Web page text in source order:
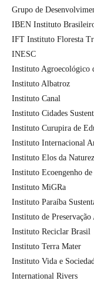
Grupo de
IBEN Instituto
IFT Instituto Floresta
INESC
Instituto Agroecológico
Instituto Albatroz
Instituto Canal
Instituto Cidades
Instituto Curupira de
Instituto Internacional
Instituto Elos da
Instituto Ecoengenho
Instituto MiGRa
Instituto Paraíba
Instituto de
Instituto Reciclar Brasil
Instituto Terra Mater
Instituto Vida e
International Rivers